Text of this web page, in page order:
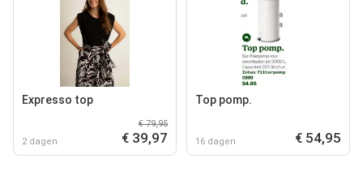
Expresso top
2 dagen
€ 79,95
€ 39,97
Top pomp.
16 dagen € 54,95